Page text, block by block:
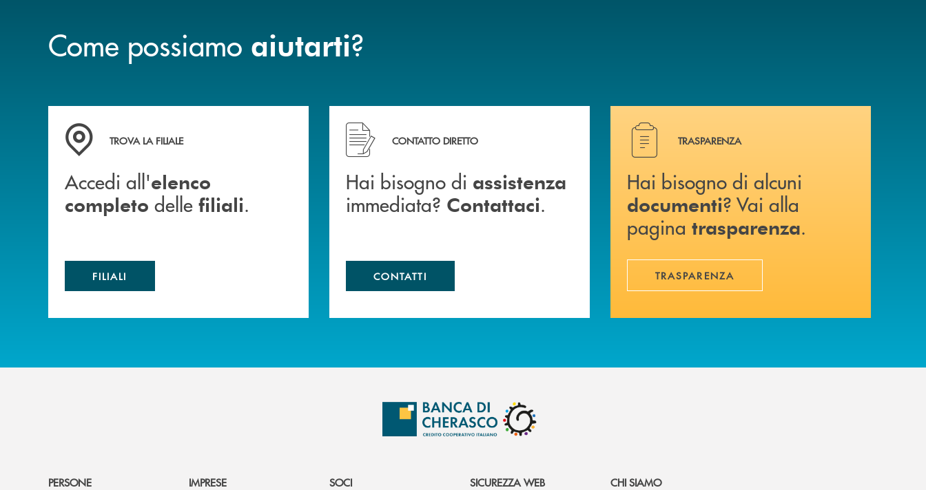
Come possiamo aiutarti?
Accedi all' elenco completo delle filiali .
TROVA LA FILIALE
Accedi all'elenco
completo delle filiali.
FILIALI
Hai bisogno di assistenza immediata? Contattaci .
CONTATTO DIRETTO
Hai bisogno di assistenza
immediata? Contattaci.
CONTATTI
Hai bisogno di alcuni documenti ? Vai alla pagina
TRASPARENZA
Hai bisogno di alcuni
documenti? Vai alla
pagina trasparenza.
TRASPARENZA
PERSONE IMPRESE SOCI SICUREZZA WEB CHI SIAMO